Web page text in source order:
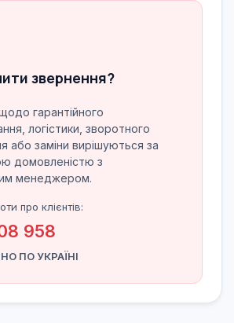
звернення?
гарантійного
логістики, зворотного
або заміни вирішуються за
домовленістю з
менеджером.
про клієнтів:
958
ПО УКРАЇНІ